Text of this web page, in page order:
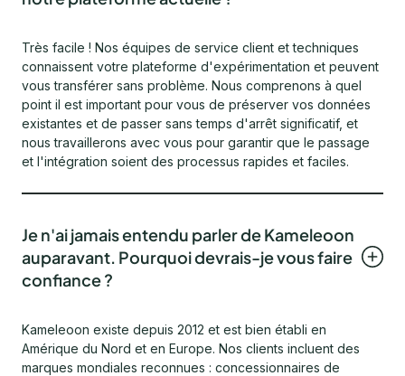
Très facile ! Nos équipes de service client et techniques
connaissent votre plateforme d'expérimentation et peuvent
vous transférer sans problème. Nous comprenons à quel
point il est important pour vous de préserver vos données
existantes et de passer sans temps d'arrêt significatif, et
nous travaillerons avec vous pour garantir que le passage
et l'intégration soient des processus rapides et faciles.
Je n'ai jamais entendu parler de Kameleoon
auparavant. Pourquoi devrais-je vous faire
confiance ?
Kameleoon existe depuis 2012 et est bien établi en
Amérique du Nord et en Europe. Nos clients incluent des
marques mondiales reconnues : concessionnaires de